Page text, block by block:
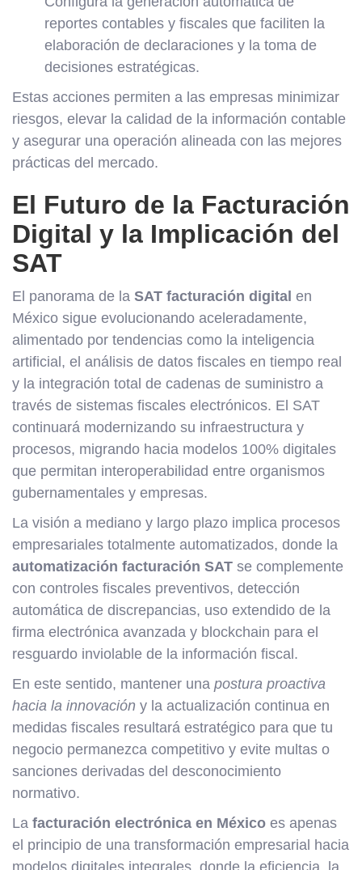
reportes contables y fiscales que faciliten la
elaboración de declaraciones y la toma de
decisiones estratégicas.
Estas acciones permiten a las empresas minimizar
riesgos, elevar la calidad de la información contable
y asegurar una operación alineada con las mejores
prácticas del mercado.
El Futuro de la Facturación
Digital y la Implicación del
SAT
El panorama de la SAT facturación digital en
México sigue evolucionando aceleradamente,
alimentado por tendencias como la inteligencia
artificial, el análisis de datos fiscales en tiempo real
y la integración total de cadenas de suministro a
través de sistemas fiscales electrónicos. El SAT
continuará modernizando su infraestructura y
procesos, migrando hacia modelos 100% digitales
que permitan interoperabilidad entre organismos
gubernamentales y empresas.
La visión a mediano y largo plazo implica procesos
empresariales totalmente automatizados, donde la
automatización facturación SAT se complemente
con controles fiscales preventivos, detección
automática de discrepancias, uso extendido de la
firma electrónica avanzada y blockchain para el
resguardo inviolable de la información fiscal.
En este sentido, mantener una postura proactiva
hacia la innovación y la actualización continua en
medidas fiscales resultará estratégico para que tu
negocio permanezca competitivo y evite multas o
sanciones derivadas del desconocimiento
normativo.
La facturación electrónica en México es apenas
el principio de una transformación empresarial hacia